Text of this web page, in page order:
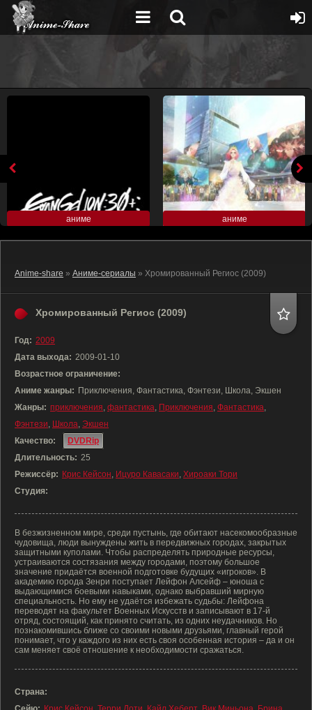
аниме аниме
Anime-share » Аниме-сериалы » Хромированный Региос (2009)
Хромированный Региос (2009)
Год: 2009
Дата выхода: 2009-01-10
Возрастное ограничение:
Аниме жанры: Приключения, Фантастика, Фэнтези, Школа, Экшен
Жанры: приключения, фантастика, Приключения, Фантастика,
Фэнтези, Школа, Экшен
Качество:
DVDRip
Длительность: 25
Режиссёр: Крис Кейсон, Ицуро Кавасаки, Хироаки Тори
Студия:
В безжизненном мире, среди пустынь, где обитают насекомообразные
чудовища, люди вынуждены жить в передвижных городах, закрытых
защитными куполами. Чтобы распределять природные ресурсы,
устраиваются состязания между городами, поэтому большое
значение придаётся военной подготовке будущих «игроков». В
академию города Зенри поступает Лейфон Алсейф – юноша с
выдающимися боевыми навыками, однако выбравший мирную
специальность. Но ему не удаётся избежать судьбы: Лейфона
переводят на факультет Военных Искусств и записывают в 17-й
отряд, состоящий, как принято считать, из одних неудачников. Но
познакомившись ближе со своими новыми друзьями, главный герой
понимает, что у каждого из них есть своя особенная история – да и он
сам меняет своё отношение к необходимости сражаться.
Страна: